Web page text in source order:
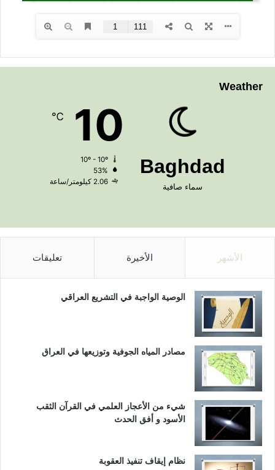
Weather
Baghdad
سماء صافية
10
℃
53%
2.06 كيلومتر/ساعة
الأشهر الأخيرة تعليقات
الوصية الواجبة في التشريع العراقي
مصادر المياه الجوفية وتوزيعها في العراق
شيء من الأعجاز العلمي في القرآن الثقب
الأسود و أفق الحدث
نظام إيقاف تنفيذ العقوبة